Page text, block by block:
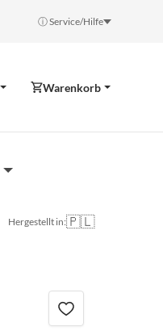
ⓘ Service/Hilfe
Warenkorb
Hergestellt in:🇵🇱